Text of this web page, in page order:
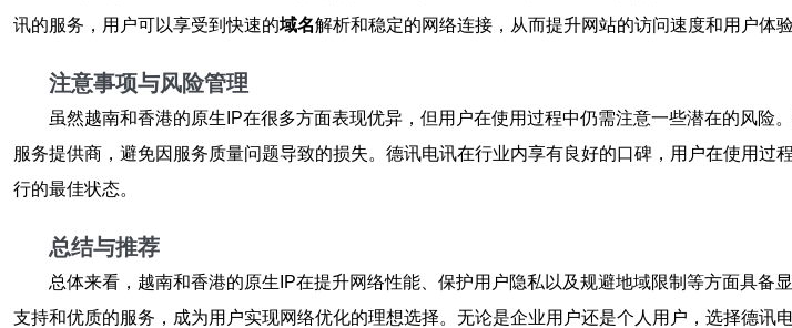
讯的服务，用户可以享受到快速的域名解析和稳定的网络连接，从而提升网站的访问速度和用户体
注意事项与风险管理
虽然越南和香港的原生IP在很多方面表现优异，但用户在使用过程中仍需注意一些潜在的风
服务提供商，避免因服务质量问题导致的损失。德讯电讯在行业内享有良好的口碑，用户在使用
行的最佳状态。
总结与推荐
总体来看，越南和香港的原生IP在提升网络性能、保护用户隐私以及规避地域限制等方面具备
支持和优质的服务，成为用户实现网络优化的理想选择。无论是企业用户还是个人用户，选择德讯